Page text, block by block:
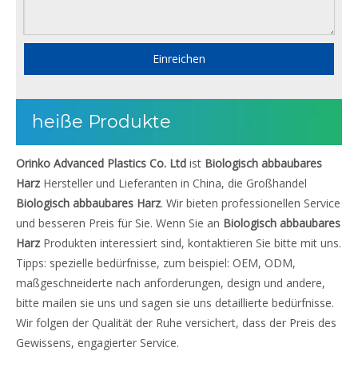
Einreichen
heiße Produkte
Orinko Advanced Plastics Co. Ltd ist Biologisch abbaubares
HarzHersteller und Lieferanten in China, die Großhandel
Biologisch abbaubares Harz. Wir bieten professionellen Service
und besseren Preis für Sie. Wenn Sie an Biologisch abbaubares
HarzProdukten interessiert sind, kontaktieren Sie bitte mit uns.
Tipps: spezielle bedürfnisse, zum beispiel: OEM, ODM,
maßgeschneiderte nach anforderungen, design und andere,
bitte mailen sie uns und sagen sie uns detaillierte bedürfnisse.
Wir folgen der Qualität der Ruhe versichert, dass der Preis des
Gewissens, engagierter Service.